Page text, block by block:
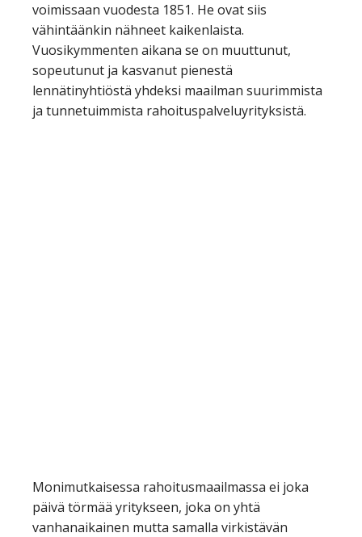
voimissaan vuodesta 1851. He ovat siis
vähintäänkin nähneet kaikenlaista.
Vuosikymmenten aikana se on muuttunut,
sopeutunut ja kasvanut pienestä
lennätinyhtiöstä yhdeksi maailman suurimmista
ja tunnetuimmista rahoituspalveluyrityksistä.
Monimutkaisessa rahoitusmaailmassa ei joka
päivä törmää yritykseen, joka on yhtä
vanhanaikainen mutta samalla virkistävän